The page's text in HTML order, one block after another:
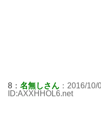
8： 名無しさん ：2016/
ID:AXXHHOL6.net